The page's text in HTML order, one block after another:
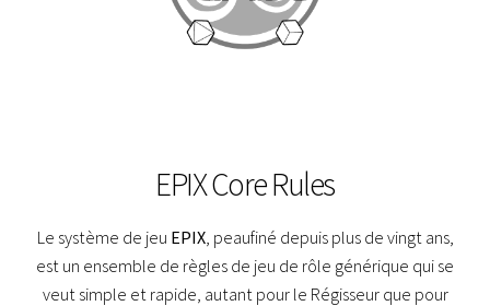
EPIX Core Rules
Le système de jeu EPIX, peaufiné depuis plus de vingt ans,
est un ensemble de règles de jeu de rôle générique qui se
veut simple et rapide, autant pour le Régisseur que pour